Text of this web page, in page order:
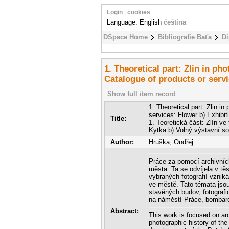
DSpace Home Bibliografie Baťa
Login cookies
Language: English čeština
1. Theoretical part: Zlin in
Catalogue of products or
Show full item record
Title:
1. Theoretical part: Zlin in
services: Flower b)
1. Teoretická část: Zlín
Kytka b) Volný výstavní
Author:
Hruška, Ondřej
Abstract:
Práce za pomocí
města. Ta se odvíjela v
vybraných fotografií
ve městě. Tato témata
stavěných budov,
na náměstí Práce,
This work is focused on
photographic history of